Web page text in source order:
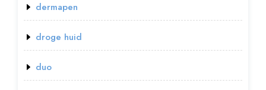
dermapen
droge huid
duo